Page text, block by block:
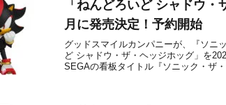
「ねんどろいど シャドウ
月に発売決定！予約開始
グッドスマイルカンパニーが、『ソニ
ど シャドウ・ザ・ヘッジホッグ」を
SEGAの看板タイトル『ソニック・ザ